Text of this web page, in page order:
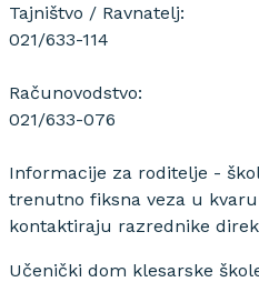
Tajništvo / Ravnatelj:
021/633-114
Računovodstvo:
021/633-076
Informacije za roditelje -
trenutno fiksna veza u
kontaktiraju razrednike
Učenički dom klesarske